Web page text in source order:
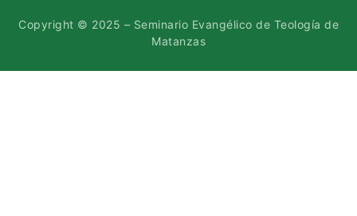
Copyright © 2025 – Seminario Evangélico de Teología de
Matanzas